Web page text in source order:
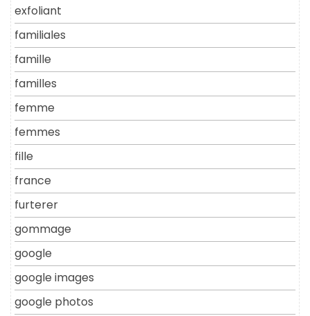
exfoliant
familiales
famille
familles
femme
femmes
fille
france
furterer
gommage
google
google images
google photos